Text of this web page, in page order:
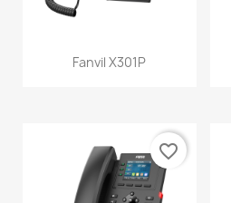
Fanvil X301P
favorite_border